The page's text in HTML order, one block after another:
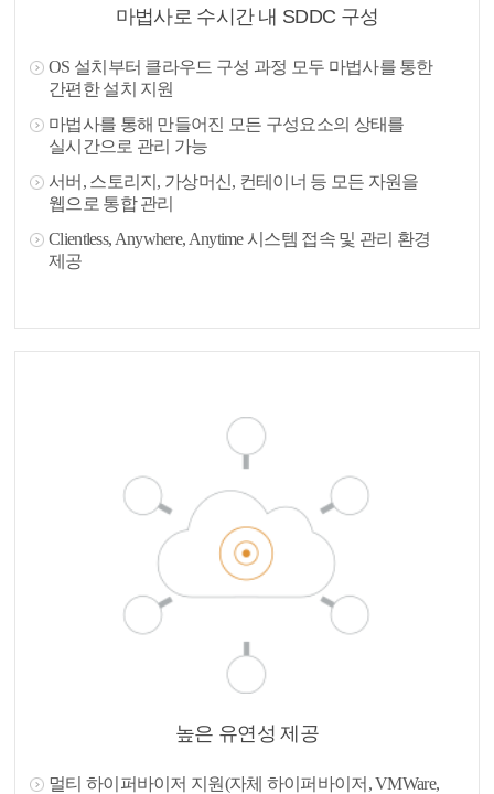
마법사로 수시간 내 SDDC 구성
OS 설치부터 클라우드 구성 과정 모두 마법사를 통한
간편한 설치 지원
마법사를 통해 만들어진 모든 구성요소의 상태를
실시간으로 관리 가능
서버, 스토리지, 가상머신, 컨테이너 등 모든 자원을
웹으로 통합 관리
Clientless, Anywhere, Anytime 시스템 접속 및 관리 환경
제공
높은 유연성 제공
멀티 하이퍼바이저 지원(자체 하이퍼바이저, VMWare,